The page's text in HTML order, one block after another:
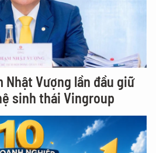
Nhật Vượng lần đầu giữ
sinh thái Vingroup